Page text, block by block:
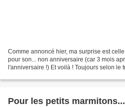
Comme annoncé hier, ma surprise est
pour son... non anniversaire (car 3 mois
l'anniversaire !) Et voilà ! Toujours selon le
J'avais...
Pour les petits marmitons...